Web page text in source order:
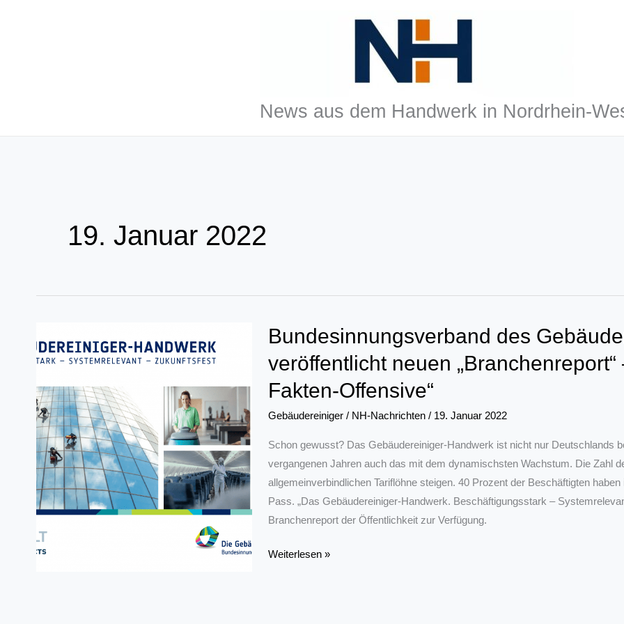
News aus dem Handwerk in Nordrhein-
19. Januar 2022
Bundesinnungsverband des
veröffentlicht neuen
Fakten-Offensive“
Gebäudereiniger/ NH-Nachrichten / 19. Januar 2022
Schon gewusst? Das Gebäudereiniger-Handwerk ist nicht nur Deutschlands
vergangenen Jahren auch das mit dem dynamischsten Wachstum. Die Zahl
allgemeinverbindlichen Tariflöhne steigen. 40 Prozent der Beschäftigten
Pass. „Das Gebäudereiniger-Handwerk. Beschäftigungsstark –
Branchenreport der Öffentlichkeit zur Verfügung.
Bundesinnungsverband
Weiterlesen »